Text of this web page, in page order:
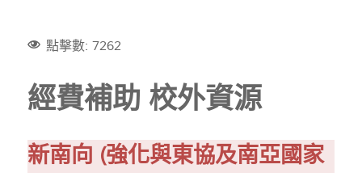
點擊數: 7262
經費補助 校外資源
新南向 (強化與東協及南亞國家